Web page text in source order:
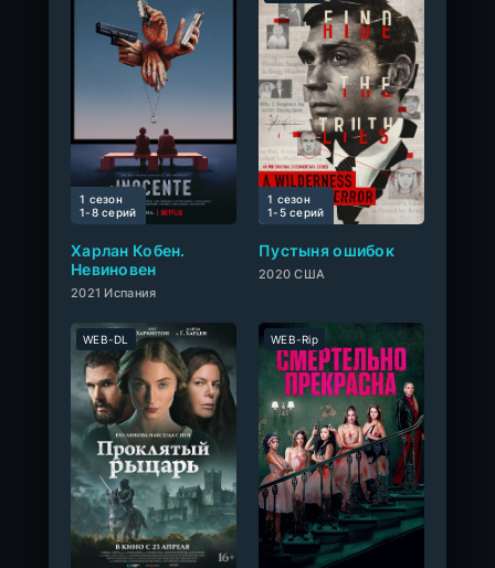
Харлан Кобен.
Невиновен
2021 Испания
1 сезон
1-8 cерий
Пустыня ошибок
2020 США
1 сезон
1-5 cерий
0
WEB-DL WEB-Rip
0